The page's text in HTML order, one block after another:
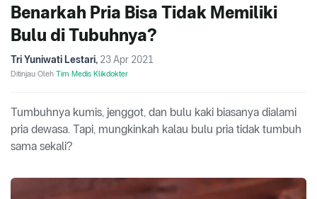
Benarkah Pria Bisa Tidak Memiliki
Bulu di Tubuhnya?
Tri Yuniwati Lestari, 23 Apr 2021
Ditinjau Oleh Tim Medis Klikdokter
Tumbuhnya kumis, jenggot, dan bulu kaki biasanya dialami
pria dewasa. Tapi, mungkinkah kalau bulu pria tidak tumbuh
sama sekali?